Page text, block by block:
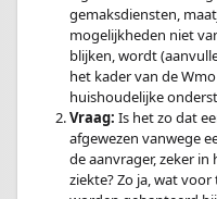
gemaksdiensten,
mogelijkheden niet
blijken, wordt
het kader van de
huishoudelijke
Vraag: Is het zo dat
afgewezen vanwege
de aanvrager, zeker
ziekte? Zo ja, wat